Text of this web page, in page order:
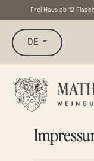
springen
Frei Haus ab 12
DE